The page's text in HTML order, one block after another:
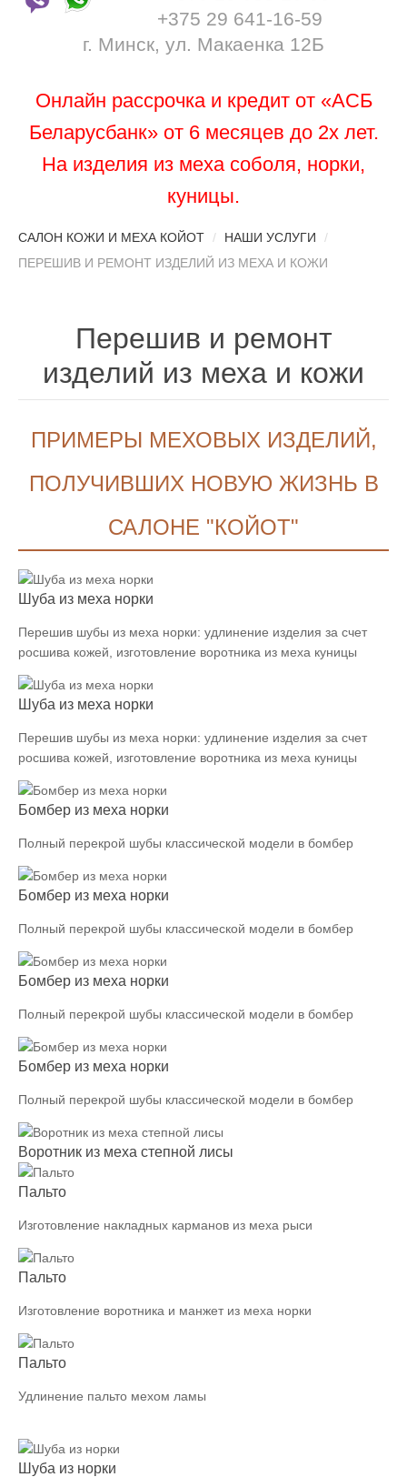
+375 29 641-16-59
г. Минск, ул. Макаенка 12Б
Онлайн рассрочка и кредит от «АСБ
Беларусбанк» от 6 месяцев до 2х лет.
На изделия из меха соболя, норки,
куницы.
САЛОН КОЖИ И МЕХА КОЙОТ / НАШИ УСЛУГИ
/
ПЕРЕШИВ И РЕМОНТ ИЗДЕЛИЙ ИЗ МЕХА И КОЖИ
Перешив и ремонт
изделий из меха и кожи
ПРИМЕРЫ МЕХОВЫХ ИЗДЕЛИЙ,
ПОЛУЧИВШИХ НОВУЮ ЖИЗНЬ В
САЛОНЕ "КОЙОТ"
Шуба из меха норки
Перешив шубы из меха норки: удлинение изделия за счет
росшива кожей, изготовление воротника из меха куницы
Шуба из меха норки
Перешив шубы из меха норки: удлинение изделия за счет
росшива кожей, изготовление воротника из меха куницы
Бомбер из меха норки
Полный перекрой шубы классической модели в бомбер
Бомбер из меха норки
Полный перекрой шубы классической модели в бомбер
Бомбер из меха норки
Полный перекрой шубы классической модели в бомбер
Бомбер из меха норки
Полный перекрой шубы классической модели в бомбер
Воротник из меха степной лисы
Пальто
Изготовление накладных карманов из меха рыси
Пальто
Изготовление воротника и манжет из меха норки
Пальто
Удлинение пальто мехом ламы
Шуба из норки